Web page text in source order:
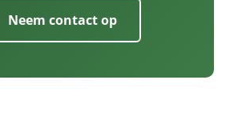
Neem contact op